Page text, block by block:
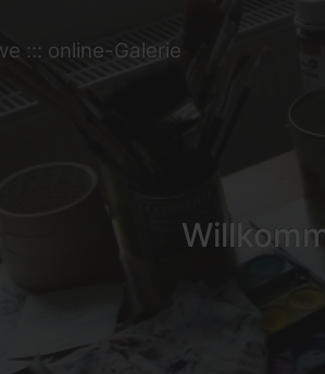
::: online-Galerie